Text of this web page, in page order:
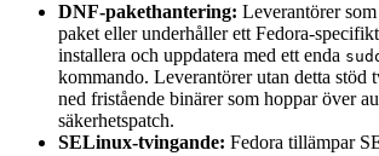
DNF-pakethantering: Leverantörer
paket eller underhåller ett Fedora-
installera och uppdatera med ett enda
kommando. Leverantörer utan detta stöd
ned fristående binärer som hoppar över
säkerhetspatch.
SELinux-tvingande: Fedora tillämpar